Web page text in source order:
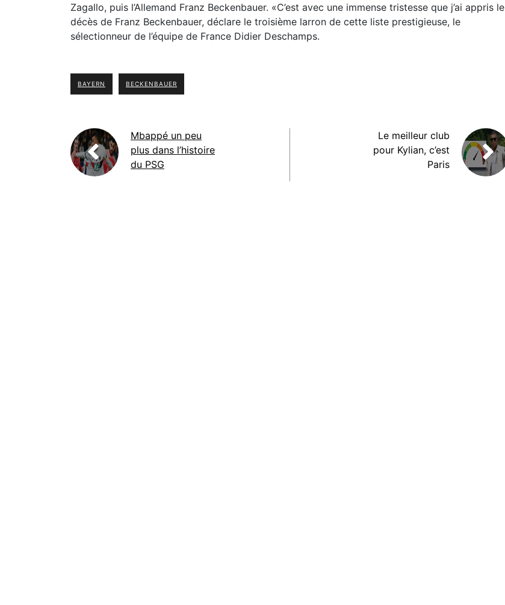
Zagallo, puis l’Allemand Franz Beckenbauer. «C’est avec une immense tristesse que j’ai appris le
décès de Franz Beckenbauer, déclare le troisième larron de cette liste prestigieuse, le
sélectionneur de l’équipe de France Didier Deschamps.
BAYERN BECKENBAUER
Mbappé un peu
plus dans l’histoire
du PSG
Le meilleur club
pour Kylian, c’est
Paris